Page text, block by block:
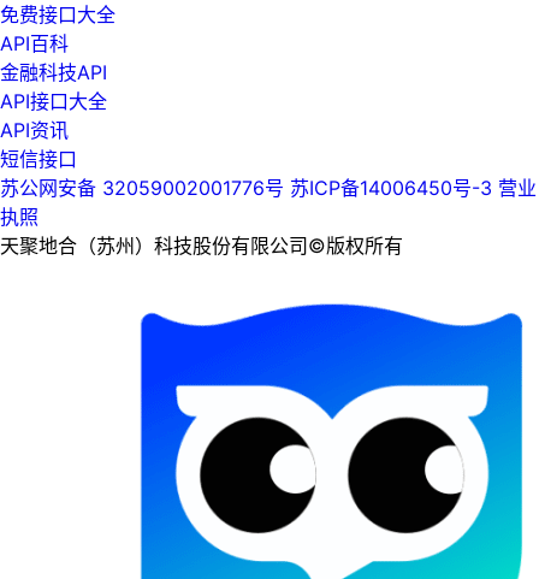
免费接口大全
API百科
金融科技API
API接口大全
API资讯
短信接口
苏公网安备 32059002001776号 苏ICP备14006450号-3 营业
执照
天聚地合（苏州）科技股份有限公司©版权所有